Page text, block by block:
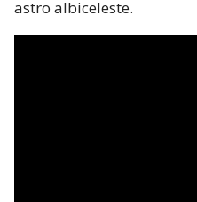
astro albiceleste.